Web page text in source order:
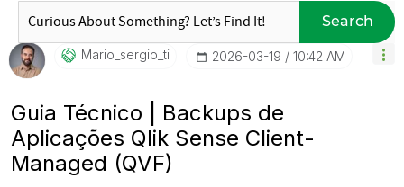
Search
Mario_sergio_ti ‎2026-03-19 10:42 AM
Guia Técnico | Backups de
Aplicações Qlik Sense Client-
Managed (QVF)